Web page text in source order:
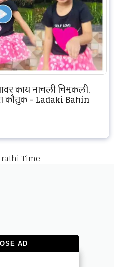
AD
AD
काय नाचली चिमुकली,
कौतुक – Ladaki Bahin
Time